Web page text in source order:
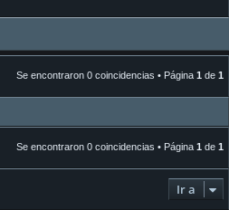
Se encontraron 0 coincidencias • Página 1 de 1
Se encontraron 0 coincidencias • Página 1 de 1
Ir a